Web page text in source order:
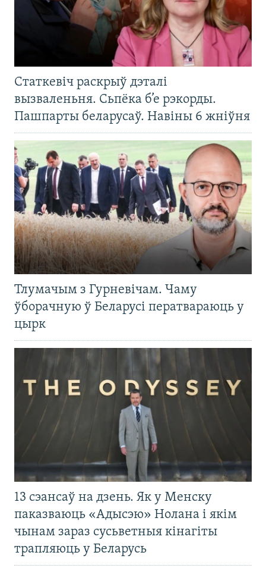
Статкевіч раскрыў дэталі
вызваленьня. Сьпёка б’е рэкорды.
Пашпарты беларусаў. Навіны 6 жніўня
Тлумачым з Гурневічам. Чаму
ўборачную ў Беларусі ператвараюць у
цырк
13 сэансаў на дзень. Як у Менску
паказваюць «Адысэю» Нолана і якім
чынам зараз сусьветныя кінагіты
трапляюць у Беларусь